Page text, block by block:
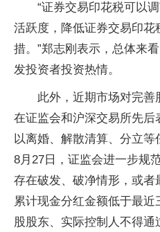
“证券交易印花税可以
活跃度，降低证券交易印花
措。”郑志刚表示，总体来
发投资者投资热情。
此外，近期市场对完善
在证监会和沪深交易所先
以离婚、解散清算、分立等
8月27日，证监会进一步规
存在破发、破净情形，或者
累计现金分红金额低于最
股股东、实际控制人不得